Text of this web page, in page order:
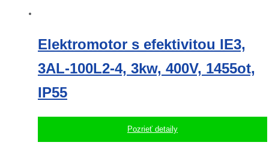
Elektromotor s efektivitou IE3,
3AL-100L2-4, 3kw, 400V, 1455ot,
IP55
Pozrieť detaily